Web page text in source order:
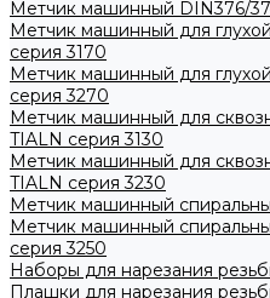
Метчик машинный DIN376/
Метчик машинный для
серия 3170
Метчик машинный для
серия 3270
Метчик машинный для
TIALN серия 3130
Метчик машинный для
TIALN серия 3230
Метчик машинный
Метчик машинный
серия 3250
Наборы для нарезания
Плашки для нарезания